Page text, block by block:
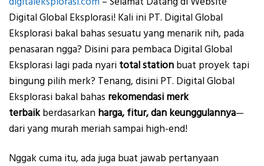
Digital Global Eksplorasi! Kali ini PT. Digital Global
Eksplorasi bakal bahas sesuatu yang menarik nih, pada
penasaran ngga? Disini para pembaca Digital Global
Eksplorasi lagi pada nyari total station buat proyek tapi
bingung pilih merk? Tenang, disini PT. Digital Global
Eksplorasi bakal bahas rekomendasi merk
terbaikberdasarkan harga, fitur, dan keunggulannya—
dari yang murah meriah sampai high-end!
Nggak cuma itu, ada juga buat jawab pertanyaan